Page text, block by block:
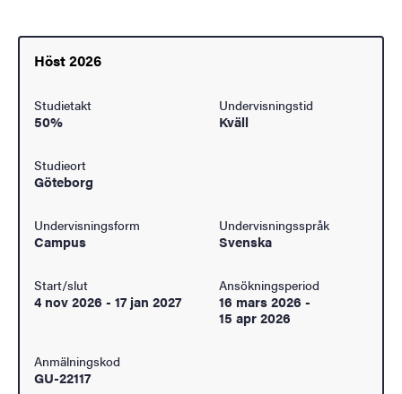
Höst 2026
Studietakt
50%
Undervisningstid
Kväll
Studieort
Göteborg
Undervisningsform
Campus
Undervisningsspråk
Svenska
Start/slut
4 nov 2026 - 17 jan 2027
Ansökningsperiod
16 mars 2026 -
15 apr 2026
Anmälningskod
GU-22117